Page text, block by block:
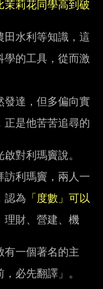
茉莉花同學高到破
田水利等知識，這
學的工具，從而激
發達，但多偏向實
正是他苦苦追尋的
對利瑪竇說。
訪利瑪竇，兩人一
認為 「度數」可以
理財、營建、機
有一個著名的主
必先翻譯」。